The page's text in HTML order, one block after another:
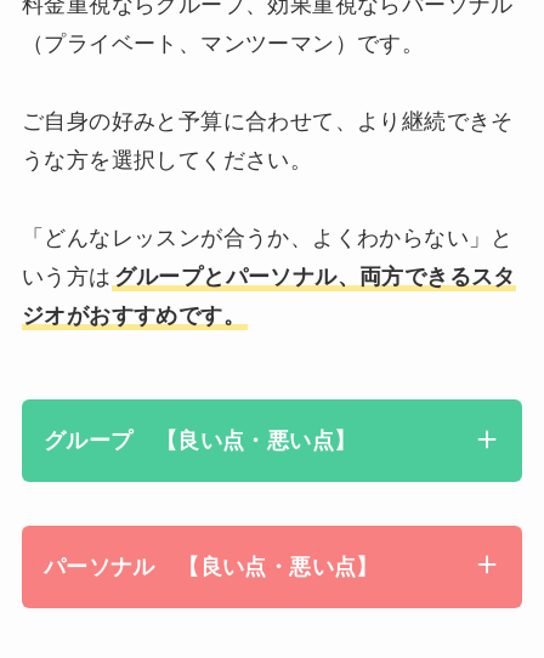
（プライベート、マンツーマン）です。
ご自身の好みと予算に合わせて、より継続できそ
うな方を選択してください。
「どんなレッスンが合うか、よくわからない」と
いう方は グループとパーソナル、両方できるスタ
ジオがおすすめです。
グループ 【良い点・悪い点】
パーソナル 【良い点・悪い点】